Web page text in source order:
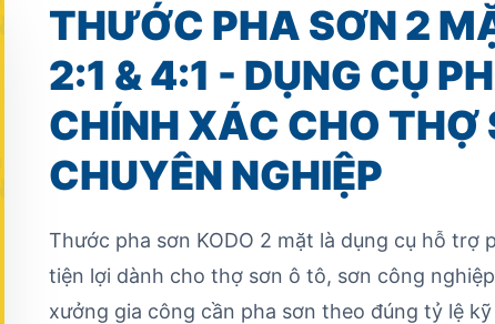
THƯỚC PHA SƠN 2
2:1 & 4:1 - DỤNG CỤ
CHÍNH XÁC CHO THỢ
CHUYÊN NGHIỆP
Thước pha sơn KODO 2 mặt là dụng cụ hỗ trợ
tiện lợi dành cho thợ sơn ô tô, sơn công
xưởng gia công cần pha sơn theo đúng tỷ lệ